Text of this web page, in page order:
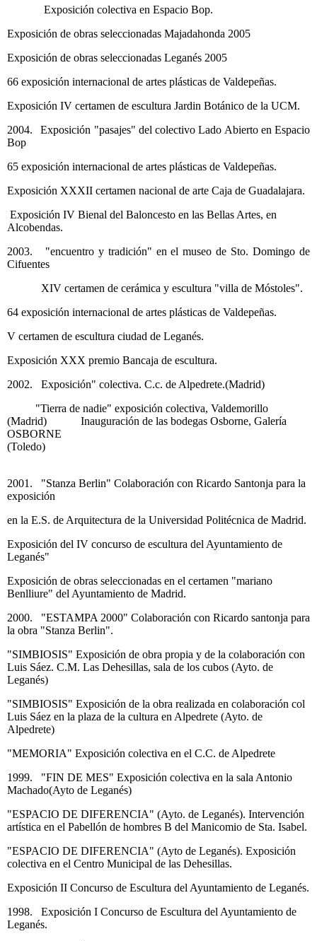
Exposición colectiva en Espacio Bop.
Exposición de obras seleccionadas Majadahonda 2005
Exposición de obras seleccionadas Leganés 2005
66 exposición internacional de artes plásticas de Valdepeñas.
Exposición IV certamen de escultura Jardin Botánico de la UCM.
2004.
Exposición "pasajes" del colectivo Lado Abierto en Espacio
Bop
65 exposición internacional de artes plásticas de Valdepeñas.
Exposición XXXII certamen nacional de arte Caja de Guadalajara.
Exposición IV Bienal del Baloncesto en las Bellas Artes, en
Alcobendas.
2003. "encuentro y tradición" en el museo de Sto. Domingo de
Cifuentes
XIV certamen de cerámica y escultura "villa de Móstoles".
64 exposición internacional de artes plásticas de Valdepeñas.
V certamen de escultura ciudad de Leganés.
Exposición XXX premio Bancaja de escultura.
2002. Exposición" colectiva. C.c. de Alpedrete.(Madrid)
"Tierra de nadie" exposición colectiva, Valdemorillo
(Madrid) Inauguración de las bodegas Osborne, Galería
OSBORNE
(Toledo)
2001. "Stanza Berlin" Colaboración con Ricardo Santonja para la
exposición
en la E.S. de Arquitectura de la Universidad Politécnica de Madrid.
Exposición del IV concurso de escultura del Ayuntamiento de
Leganés"
Exposición de obras seleccionadas en el certamen "mariano
Benlliure" del Ayuntamiento de Madrid.
2000. "ESTAMPA 2000" Colaboración con Ricardo santonja para
la obra "Stanza Berlin".
"SIMBIOSIS" Exposición de obra propia y de la colaboración con
Luis Sáez. C.M. Las Dehesillas, sala de los cubos (Ayto. de
Leganés)
"SIMBIOSIS" Exposición de la obra realizada en colaboración col
Luis Sáez en la plaza de la cultura en Alpedrete (Ayto. de
Alpedrete)
"MEMORIA" Exposición colectiva en el C.C. de Alpedrete
1999. "FIN DE MES" Exposición colectiva en la sala Antonio
Machado(Ayto de Leganés)
"ESPACIO DE DIFERENCIA" (Ayto. de Leganés). Intervención
artística en el Pabellón de hombres B del Manicomio de Sta. Isabel.
"ESPACIO DE DIFERENCIA" (Ayto de Leganés). Exposición
colectiva en el Centro Municipal de las Dehesillas.
Exposición II Concurso de Escultura del Ayuntamiento de Leganés.
1998. Exposición I Concurso de Escultura del Ayuntamiento de
Leganés.